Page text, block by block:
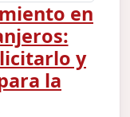
en
y
la